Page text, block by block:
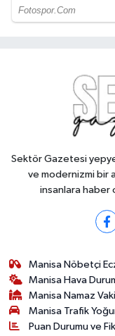
Sektör Gazetesi
ve modernizmi bir
insanlara haber
Manisa Nöbetçi
Manisa Hava
Manisa Namaz
Manisa Trafik
Puan Durumu ve